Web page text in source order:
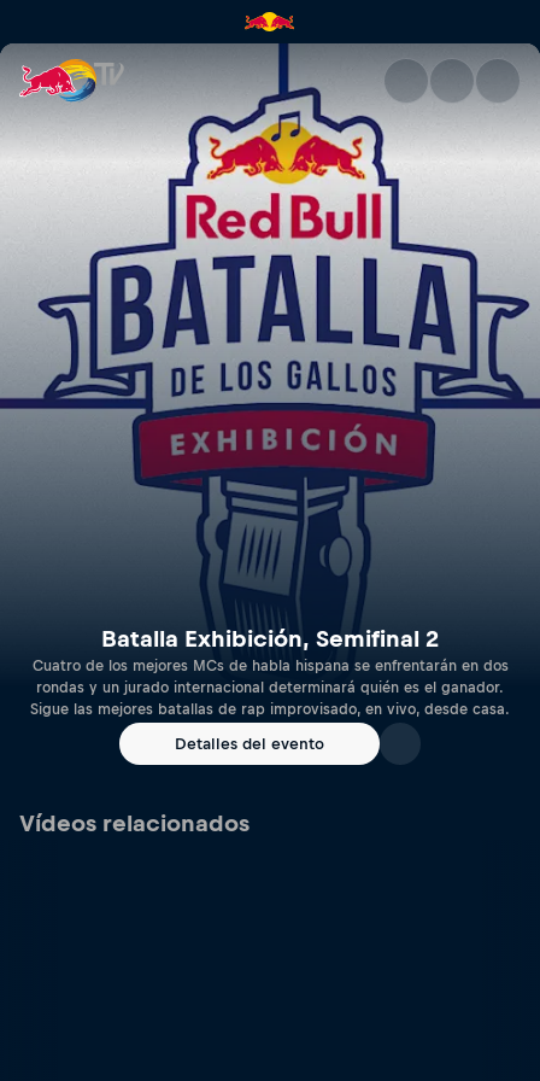
Batalla Exhibición, Semifinal
Batalla Exhibición, Semifinal 2
Cuatro de los mejores MCs de habla hispana se enfrentarán en dos
rondas y un jurado internacional determinará quién es el ganador.
Sigue las mejores batallas de rap improvisado, en vivo, desde casa.
Detalles del evento
Vídeos relacionados